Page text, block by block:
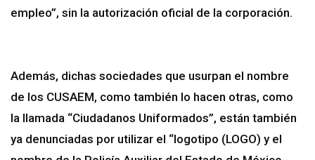
empleo”, sin la autorización oficial de la corporación.
Además, dichas sociedades que usurpan el nombre
de los CUSAEM, como también lo hacen otras, como
la llamada “Ciudadanos Uniformados”, están también
ya denunciadas por utilizar el “logotipo (LOGO) y el